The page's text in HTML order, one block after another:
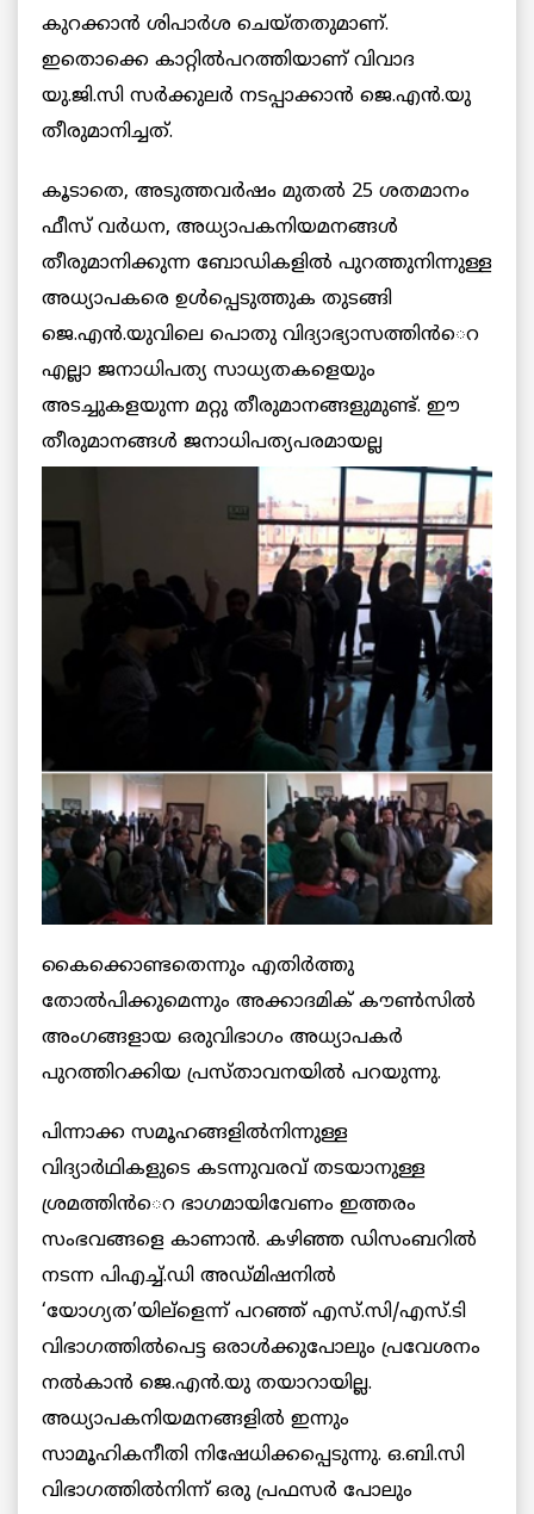
കുറക്കാന്‍ ശിപാര്‍ശ ചെയ്തതുമാണ്.
ഇതൊക്കെ കാറ്റില്‍പറത്തിയാണ് വിവാദ
യു.ജി.സി സര്‍ക്കുലര്‍ നടപ്പാക്കാന്‍ ജെ.എന്‍.യു
തീരുമാനിച്ചത്.
കൂടാതെ, അടുത്തവര്‍ഷം മുതല്‍ 25 ശതമാനം
ഫീസ് വര്‍ധന, അധ്യാപകനിയമനങ്ങള്‍
തീരുമാനിക്കുന്ന ബോഡികളില്‍ പുറത്തുനിന്നുള്ള
അധ്യാപകരെ ഉള്‍പ്പെടുത്തുക തുടങ്ങി
ജെ.എന്‍.യുവിലെ പൊതു വിദ്യാഭ്യാസത്തിന്‍െറ
എല്ലാ ജനാധിപത്യ സാധ്യതകളെയും
അടച്ചുകളയുന്ന മറ്റു തീരുമാനങ്ങളുമുണ്ട്. ഈ
തീരുമാനങ്ങള്‍ ജനാധിപത്യപരമായല്ല
കൈക്കൊണ്ടതെന്നും എതിര്‍ത്തു
തോല്‍പിക്കുമെന്നും അക്കാദമിക് കൗണ്‍സില്‍
അംഗങ്ങളായ ഒരുവിഭാഗം അധ്യാപകര്‍
പുറത്തിറക്കിയ പ്രസ്താവനയില്‍ പറയുന്നു.
പിന്നാക്ക സമൂഹങ്ങളില്‍നിന്നുള്ള
വിദ്യാര്‍ഥികളുടെ കടന്നുവരവ് തടയാനുള്ള
ശ്രമത്തിന്‍െറ ഭാഗമായിവേണം ഇത്തരം
സംഭവങ്ങളെ കാണാന്‍. കഴിഞ്ഞ ഡിസംബറില്‍
നടന്ന പിഎച്ച്.ഡി അഡ്മിഷനില്‍
‘യോഗ്യത’യില്ളെന്ന് പറഞ്ഞ് എസ്.സി/എസ്.ടി
വിഭാഗത്തില്‍പെട്ട ഒരാള്‍ക്കുപോലും പ്രവേശനം
നല്‍കാന്‍ ജെ.എന്‍.യു തയാറായില്ല.
അധ്യാപകനിയമനങ്ങളില്‍ ഇന്നും
സാമൂഹികനീതി നിഷേധിക്കപ്പെടുന്നു. ഒ.ബി.സി
വിഭാഗത്തില്‍നിന്ന് ഒരു പ്രഫസര്‍ പോലും